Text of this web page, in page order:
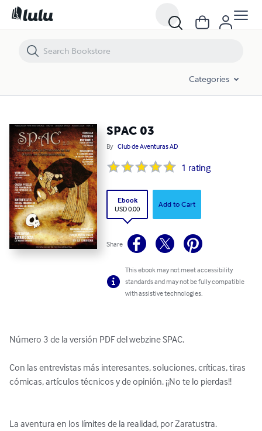
Categories
SPAC 03
By Club de Aventuras AD
1 rating
Ebook
USD 0.00
Add to Cart
Share
This ebook may not meet accessibility
standards and may not be fully compatible
with assistive technologies.
Número 3 de la versión PDF del webzine SPAC.
Con las entrevistas más interesantes, soluciones, críticas, tiras
cómicas, artículos técnicos y de opinión. ¡¡No te lo pierdas!!
La aventura en los límites de la realidad, por Zaratustra.
SPAC 03